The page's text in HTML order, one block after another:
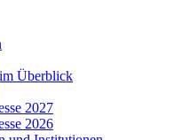
Überblick
2027
2026